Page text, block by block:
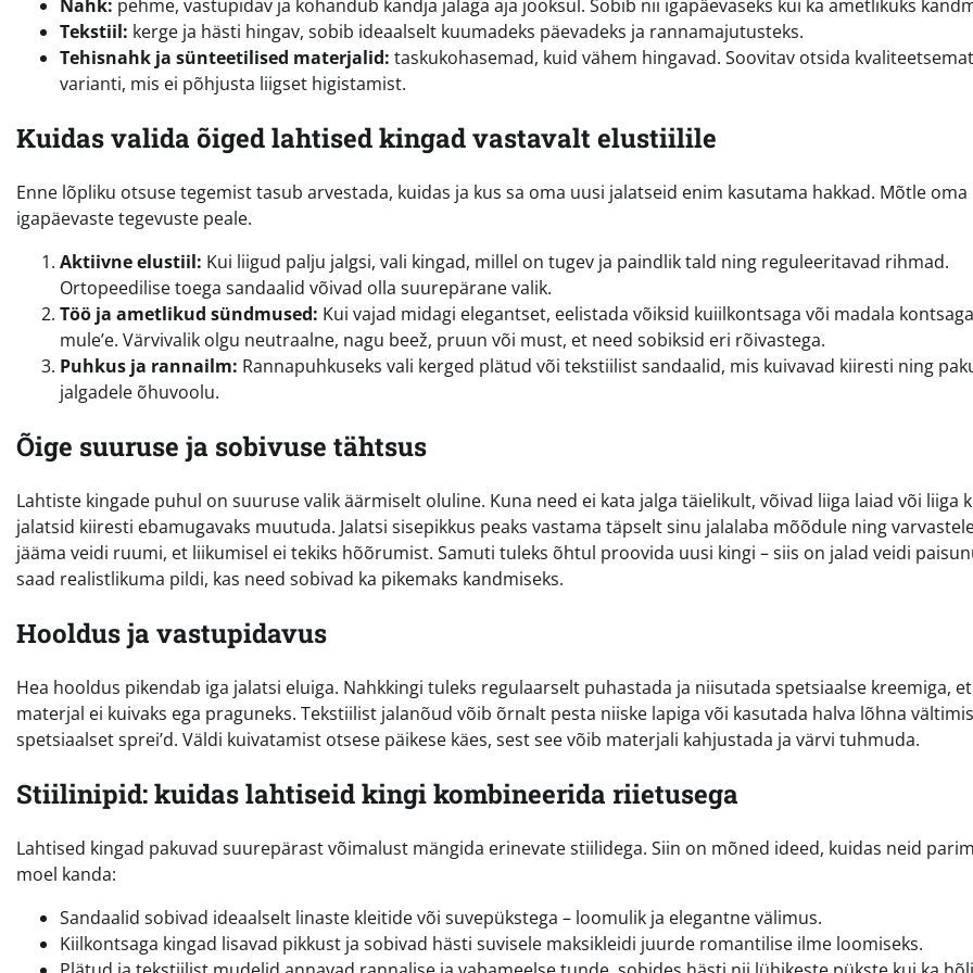
Nahk: pehme, vastupidav ja kohandub kandja jalaga aja jooksul. Sobib nii igapäevaseks kui ka ametlikuks
Tekstiil: kerge ja hästi hingav, sobib ideaalselt kuumadeks päevadeks ja rannamajutusteks.
Tehisnahk ja sünteetilised materjalid: taskukohasemad, kuid vähem hingavad. Soovitav otsida kvaliteetsemat
varianti, mis ei põhjusta liigset higistamist.
Kuidas valida õiged lahtised kingad vastavalt elustiilile
Enne lõpliku otsuse tegemist tasub arvestada, kuidas ja kus sa oma uusi jalatseid enim kasutama hakkad. Mõtle oma
igapäevaste tegevuste peale.
Aktiivne elustiil: Kui liigud palju jalgsi, vali kingad, millel on tugev ja paindlik tald ning reguleeritavad rihmad.
Ortopeedilise toega sandaalid võivad olla suurepärane valik.
Töö ja ametlikud sündmused: Kui vajad midagi elegantset, eelistada võiksid kuiilkontsaga või madala kontsaga
mule’e. Värvivalik olgu neutraalne, nagu beež, pruun või must, et need sobiksid eri rõivastega.
Puhkus ja rannailm: Rannapuhkuseks vali kerged plätud või tekstiilist sandaalid, mis kuivavad kiiresti ning
jalgadele õhuvoolu.
Õige suuruse ja sobivuse tähtsus
Lahtiste kingade puhul on suuruse valik äärmiselt oluline. Kuna need ei kata jalga täielikult, võivad liiga laiad või liiga
jalatsid kiiresti ebamugavaks muutuda. Jalatsi sisepikkus peaks vastama täpselt sinu jalalaba mõõdule ning
jääma veidi ruumi, et liikumisel ei tekiks hõõrumist. Samuti tuleks õhtul proovida uusi kingi – siis on jalad veidi
saad realistlikuma pildi, kas need sobivad ka pikemaks kandmiseks.
Hooldus ja vastupidavus
Hea hooldus pikendab iga jalatsi eluiga. Nahkkingi tuleks regulaarselt puhastada ja niisutada spetsiaalse kreemiga, et
materjal ei kuivaks ega praguneks. Tekstiilist jalanõud võib õrnalt pesta niiske lapiga või kasutada halva lõhna
spetsiaalset sprei’d. Väldi kuivatamist otsese päikese käes, sest see võib materjali kahjustada ja värvi tuhmuda.
Stiilinipid: kuidas lahtiseid kingi kombineerida riietusega
Lahtised kingad pakuvad suurepärast võimalust mängida erinevate stiilidega. Siin on mõned ideed, kuidas neid
moel kanda:
Sandaalid sobivad ideaalselt linaste kleitide või suvepükstega – loomulik ja elegantne välimus.
Kiilkontsaga kingad lisavad pikkust ja sobivad hästi suvisele maksikleidi juurde romantilise ilme loomiseks.